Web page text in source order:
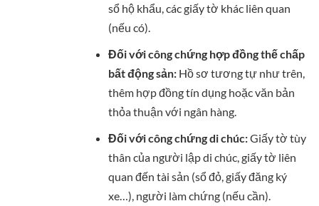
sổ hộ khẩu, các giấy tờ khác liên quan
(nếu có).
Đối với công chứng hợp đồng thế chấp
bất động sản: Hồ sơ tương tự như trên,
thêm hợp đồng tín dụng hoặc văn bản
thỏa thuận với ngân hàng.
Đối với công chứng di chúc:Giấy tờ tùy
thân của người lập di chúc, giấy tờ liên
quan đến tài sản (sổ đỏ, giấy đăng ký
xe…), người làm chứng (nếu cần).